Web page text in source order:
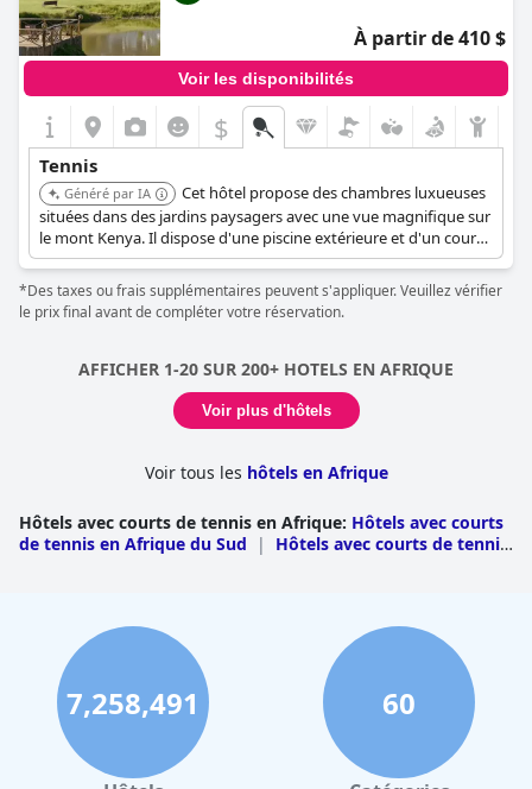
À partir de 410 $
Voir les disponibilités
$
Tennis
Généré par IA
Cet hôtel propose des chambres luxueuses
situées dans des jardins paysagers avec une vue magnifique sur
le mont Kenya. Il dispose d'une piscine extérieure et d'un court
de tennis.
*Des taxes ou frais supplémentaires peuvent s'appliquer. Veuillez vérifier
le prix final avant de compléter votre réservation.
AFFICHER 1-20 SUR 200+ HOTELS EN AFRIQUE
Voir plus d'hôtels
Voir tous les hôtels en Afrique
Hôtels avec courts de tennis en Afrique: Hôtels avec courts
de tennis en Afrique du Sud
|
Hôtels avec courts de tennis
tennis à l'île Maurice
Hôtels avec courts de tennis en
Tanzanie
Hôtels avec courts de tennis à
Madagascar
Hôtels avec courts de tennis en
Ouganda | Hôtels avec courts de tennis au Cap-
| Hôtels avec courts de tennis aux
Seychelles
Hôtels avec courts de tennis au
| Hôtels avec courts de tennis en Namibie |
avec courts de tennis au Zimbabwe
Hôtels avec courts
7,258,491 60